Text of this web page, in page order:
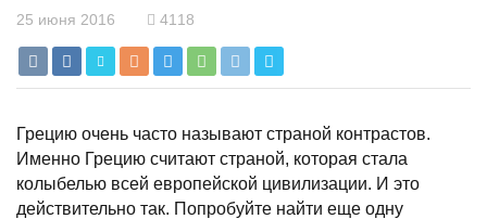
25 июня 2016 4118
Грецию очень часто называют страной контрастов.
Именно Грецию считают страной, которая стала
колыбелью всей европейской цивилизации. И это
действительно так. Попробуйте найти еще одну